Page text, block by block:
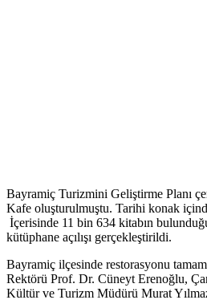
Bayramiç Turizmini Geliştirme Planı
Kafe oluşturulmuştu. Tarihi konak
İçerisinde 11 bin 634 kitabın
kütüphane açılışı gerçekleştirildi.
Bayramiç ilçesinde restorasyonu
Rektörü Prof. Dr. Cüneyt Erenoğlu,
Kültür ve Turizm Müdürü Murat